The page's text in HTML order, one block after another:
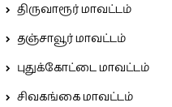
திருவாரூர் மாவட்டம்
தஞ்சாவூர் மாவட்டம்
புதுக்கோட்டை மாவட்டம்
சிவகங்கை மாவட்டம்